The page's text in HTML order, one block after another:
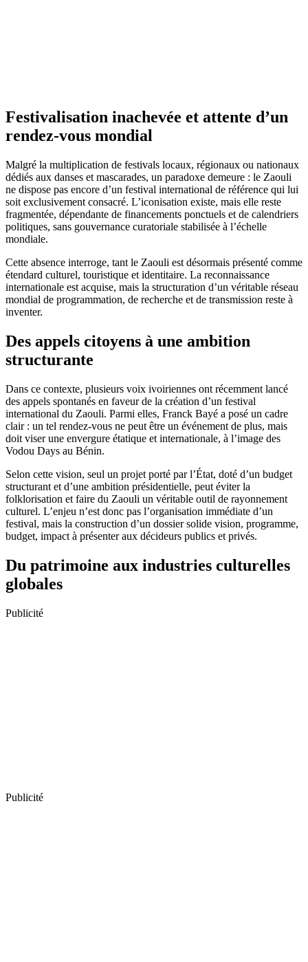
Festivalisation inachevée et attente d’un
rendez-vous mondial
Malgré la multiplication de festivals locaux, régionaux ou nationaux
dédiés aux danses et mascarades, un paradoxe demeure : le Zaouli
ne dispose pas encore d’un festival international de référence qui lui
soit exclusivement consacré. L’iconisation existe, mais elle reste
fragmentée, dépendante de financements ponctuels et de calendriers
politiques, sans gouvernance curatoriale stabilisée à l’échelle
mondiale.
Cette absence interroge, tant le Zaouli est désormais présenté comme
étendard culturel, touristique et identitaire. La reconnaissance
internationale est acquise, mais la structuration d’un véritable réseau
mondial de programmation, de recherche et de transmission reste à
inventer.
Des appels citoyens à une ambition
structurante
Dans ce contexte, plusieurs voix ivoiriennes ont récemment lancé
des appels spontanés en faveur de la création d’un festival
international du Zaouli. Parmi elles, Franck Bayé a posé un cadre
clair : un tel rendez-vous ne peut être un événement de plus, mais
doit viser une envergure étatique et internationale, à l’image des
Vodou Days au Bénin.
Selon cette vision, seul un projet porté par l’État, doté d’un budget
structurant et d’une ambition présidentielle, peut éviter la
folklorisation et faire du Zaouli un véritable outil de rayonnement
culturel. L’enjeu n’est donc pas l’organisation immédiate d’un
festival, mais la construction d’un dossier solide vision, programme,
budget, impact à présenter aux décideurs publics et privés.
Du patrimoine aux industries culturelles
globales
Publicité
Publicité